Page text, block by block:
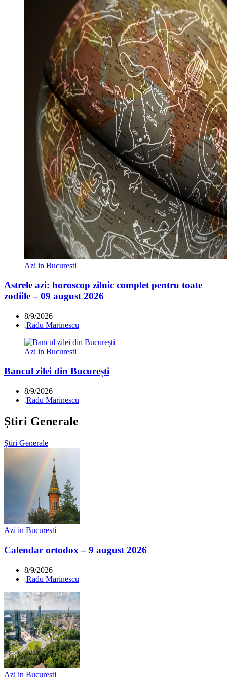
Azi in Bucuresti
Astrele azi: horoscop zilnic complet pentru toate
zodiile – 09 august 2026
8/9/2026
.Radu Marinescu
Azi in Bucuresti
Bancul zilei din București
8/9/2026
.Radu Marinescu
Știri Generale
Știri Generale
Azi in Bucuresti
Calendar ortodox – 9 august 2026
8/9/2026
.Radu Marinescu
Azi in Bucuresti